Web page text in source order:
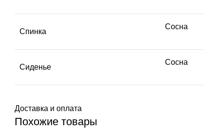
Спинка
Сосна
Сиденье
Сосна
Доставка и оплата
Похожие товары